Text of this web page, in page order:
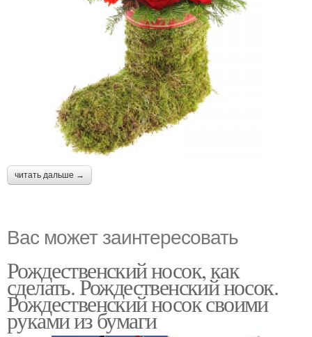
читать дальше →
Вас может заинтересовать
Рождественский носок, как
сделать. Рождественский носок.
Рождественский носок своими
руками из бумаги